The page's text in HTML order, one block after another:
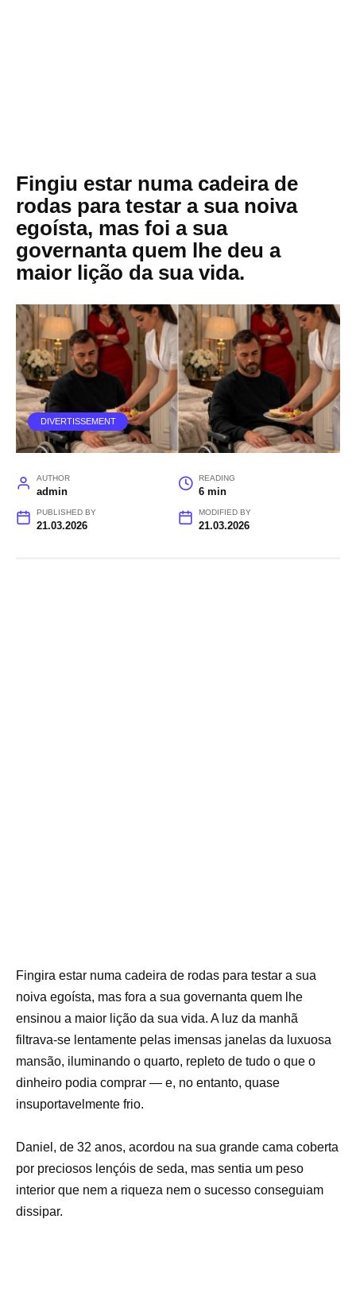
Fingiu estar numa cadeira de
rodas para testar a sua noiva
egoísta, mas foi a sua
governanta quem lhe deu a
maior lição da sua vida.
DIVERTISSEMENT
AUTHOR
admin
READING
6 min
PUBLISHED BY
21.03.2026
MODIFIED BY
21.03.2026
Fingira estar numa cadeira de rodas para testar a sua
noiva egoísta, mas fora a sua governanta quem lhe
ensinou a maior lição da sua vida. A luz da manhã
filtrava-se lentamente pelas imensas janelas da luxuosa
mansão, iluminando o quarto, repleto de tudo o que o
dinheiro podia comprar — e, no entanto, quase
insuportavelmente frio.
Daniel, de 32 anos, acordou na sua grande cama coberta
por preciosos lençóis de seda, mas sentia um peso
interior que nem a riqueza nem o sucesso conseguiam
dissipar.